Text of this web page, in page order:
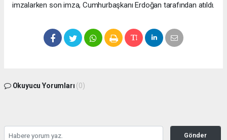
imzalarken son imza, Cumhurbaşkanı Erdoğan tarafından atıldı.
Okuyucu Yorumları (0)
Gönder